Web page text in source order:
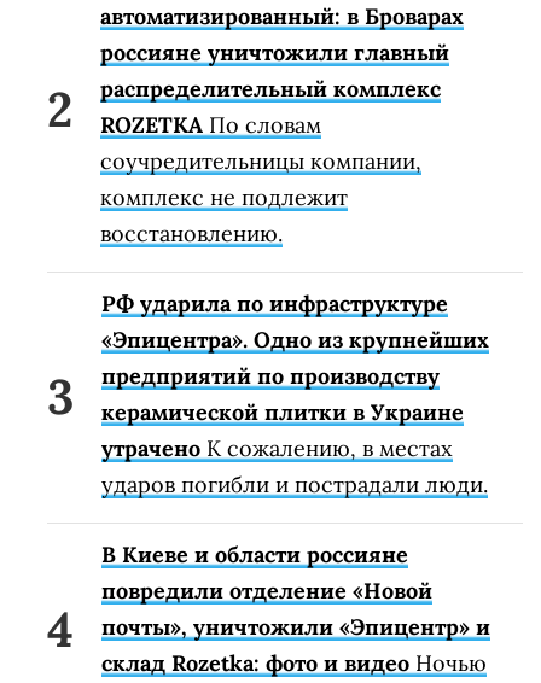
автоматизированный: в Броварах
россияне уничтожили главный
распределительный комплекс
ROZETKA По словам
соучредительницы компании,
комплекс не подлежит
восстановлению.
РФ ударила по инфраструктуре
«Эпицентра». Одно из крупнейших
предприятий по производству
керамической плитки в Украине
утрачено К сожалению, в местах
ударов погибли и пострадали люди.
В Киеве и области россияне
повредили отделение «Новой
почты», уничтожили «Эпицентр» и
склад Rozetka: фото и видео Ночью